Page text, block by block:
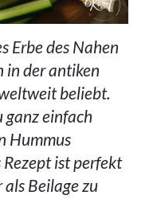
Erbe des Nahen
in der antiken
beliebt.
ganz einfach
Hummus
ist perfekt
als Beilage zu